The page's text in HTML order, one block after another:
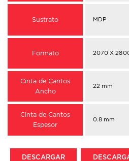
Sustrato MDP
Formato 2070 X
Cinta de Cantos
Ancho
22 mm
Cinta de Cantos
Espesor
0.8 mm
DESCARGAR